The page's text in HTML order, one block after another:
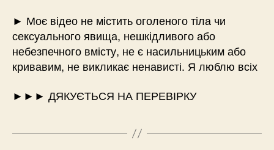
► Моє відео не містить оголеного тіла чи
сексуального явища, нешкідливого або
небезпечного вмісту, не є насильницьким або
кривавим, не викликає ненависті. Я люблю всіх
►►► ДЯКУЄТЬСЯ НА ПЕРЕВІРКУ